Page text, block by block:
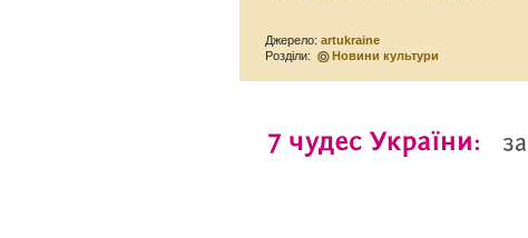
Джерело:artukraine
Розділи:
Новини культури